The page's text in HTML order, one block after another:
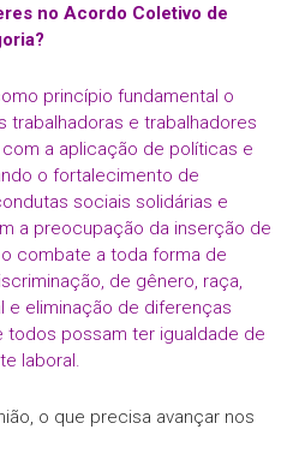
no Acordo Coletivo de
princípio fundamental o
trabalhadoras e trabalhadores
a aplicação de políticas e
o fortalecimento de
sociais solidárias e
a preocupação da inserção de
combate a toda forma de
de gênero, raça,
e eliminação de diferenças
todos possam ter igualdade de
laboral.
o que precisa avançar nos